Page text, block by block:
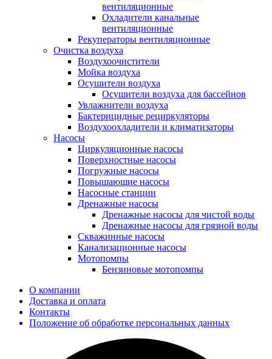
вентиляционные
Охладители канальные
вентиляционные
Рекуператоры вентиляционные
Очистка воздуха
Воздухоочистители
Мойка воздуха
Осушители воздуха
Осушители воздуха для бассейнов
Увлажнители воздуха
Бактерицидные рециркуляторы
Воздухоохладители и климатизаторы
Насосы
Циркуляционные насосы
Поверхностные насосы
Погружные насосы
Повышающие насосы
Насосные станции
Дренажные насосы
Дренажные насосы для чистой воды
Дренажные насосы для грязной воды
Скважинные насосы
Канализационные насосы
Мотопомпы
Бензиновые мотопомпы
О компании
Доставка и оплата
Контакты
Положение об обработке персональных данных